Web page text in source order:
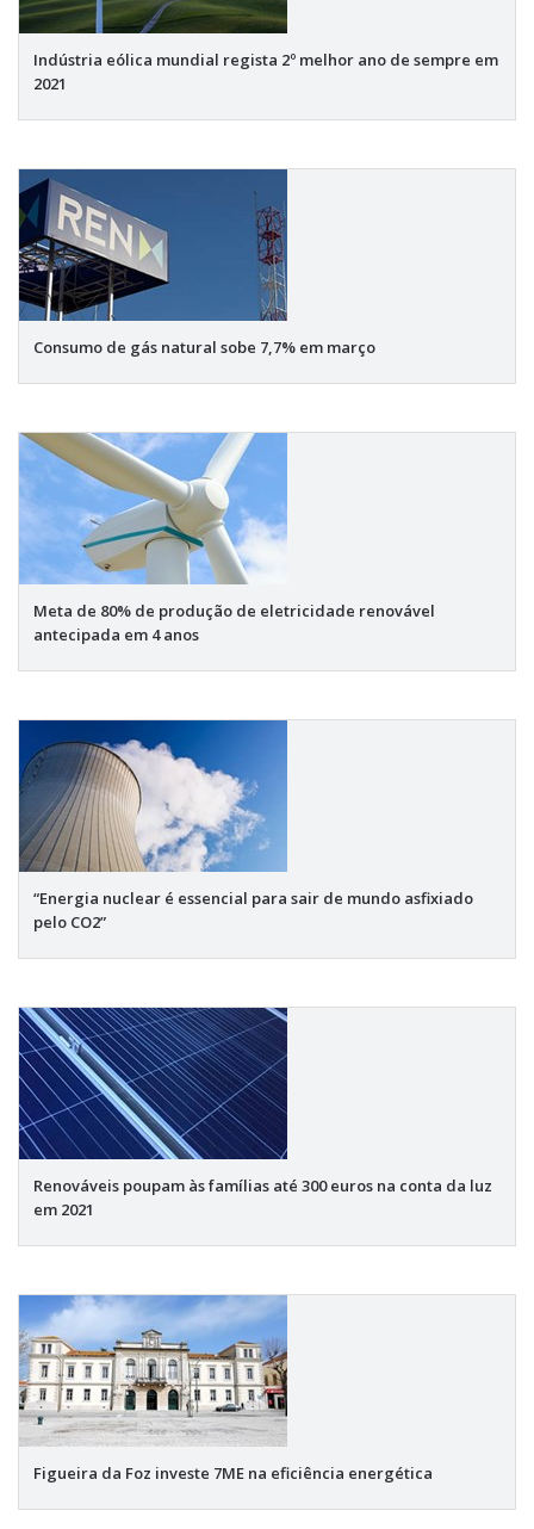
Indústria eólica mundial regista 2º melhor ano de sempre em
2021
Consumo de gás natural sobe 7,7% em março
Meta de 80% de produção de eletricidade renovável
antecipada em 4 anos
“Energia nuclear é essencial para sair de mundo asfixiado
pelo CO2”
Renováveis poupam às famílias até 300 euros na conta da luz
em 2021
Figueira da Foz investe 7ME na eficiência energética